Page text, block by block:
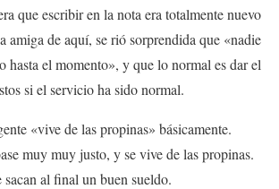
que escribir en la nota era totalmente nuevo
amiga de aquí, se rió sorprendida que «nadie
hasta el momento», y que lo normal es dar el
si el servicio ha sido normal.
«vive de las propinas» básicamente.
muy muy justo, y se vive de las propinas.
sacan al final un buen sueldo.